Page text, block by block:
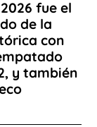
fue el
de la
con
y también